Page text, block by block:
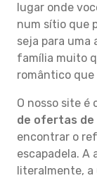
lugar onde
num sítio que
seja para uma
família muito
romântico que
O nosso site é
de ofertas
encontrar o
escapadela. A
literalmente, a